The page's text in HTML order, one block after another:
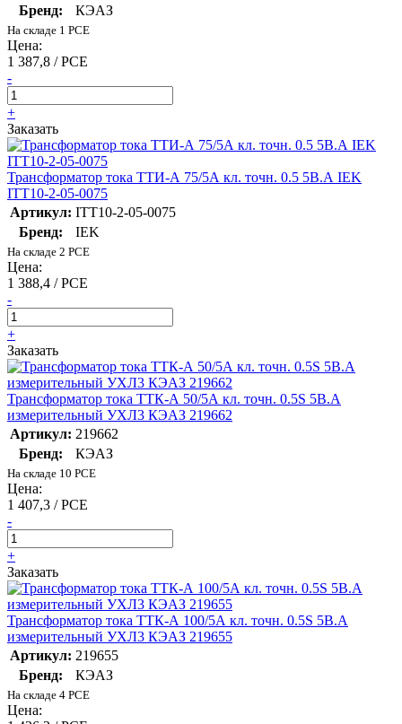
Бренд:
КЭАЗ
На складе 1 PCE
Цена:
1 387,8 / PCE
-
+
Заказать
Трансформатор тока ТТИ-А 75/5А кл. точн. 0.5 5В.А IEK
ITT10-2-05-0075
Артикул: ITT10-2-05-0075
Бренд:
IEK
На складе 2 PCE
Цена:
1 388,4 / PCE
-
+
Заказать
Трансформатор тока ТТК-А 50/5А кл. точн. 0.5S 5В.А
измерительный УХЛ3 КЭАЗ 219662
Артикул: 219662
Бренд:
КЭАЗ
На складе 10 PCE
Цена:
1 407,3 / PCE
-
+
Заказать
Трансформатор тока ТТК-А 100/5А кл. точн. 0.5S 5В.А
измерительный УХЛ3 КЭАЗ 219655
Артикул: 219655
Бренд:
КЭАЗ
На складе 4 PCE
Цена: